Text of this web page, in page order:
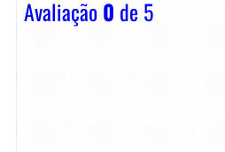
Avaliação0 de 5